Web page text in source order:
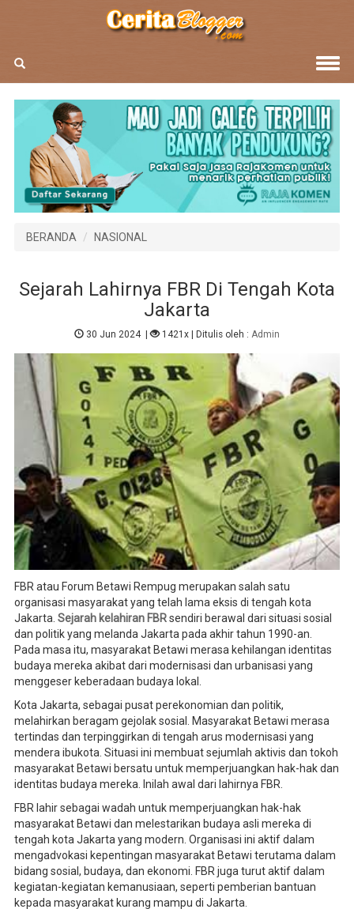
BERANDA NASIONAL
Sejarah Lahirnya FBR Di Tengah Kota
Jakarta
30 Jun 2024| 1421x| Ditulis oleh : Admin
FBR atau Forum Betawi Rempug merupakan salah satu
organisasi masyarakat yang telah lama eksis di tengah kota
Jakarta. Sejarah kelahiran FBRsendiri berawal dari situasi sosial
dan politik yang melanda Jakarta pada akhir tahun 1990-an.
Pada masa itu, masyarakat Betawi merasa kehilangan identitas
budaya mereka akibat dari modernisasi dan urbanisasi yang
menggeser keberadaan budaya lokal.
Kota Jakarta, sebagai pusat perekonomian dan politik,
melahirkan beragam gejolak sosial. Masyarakat Betawi merasa
tertindas dan terpinggirkan di tengah arus modernisasi yang
mendera ibukota. Situasi ini membuat sejumlah aktivis dan tokoh
masyarakat Betawi bersatu untuk memperjuangkan hak-hak dan
identitas budaya mereka. Inilah awal dari lahirnya FBR.
FBR lahir sebagai wadah untuk memperjuangkan hak-hak
masyarakat Betawi dan melestarikan budaya asli mereka di
tengah kota Jakarta yang modern. Organisasi ini aktif dalam
mengadvokasi kepentingan masyarakat Betawi terutama dalam
bidang sosial, budaya, dan ekonomi. FBR juga turut aktif dalam
kegiatan-kegiatan kemanusiaan, seperti pemberian bantuan
kepada masyarakat kurang mampu di Jakarta.